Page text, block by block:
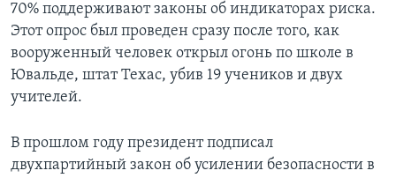
70% поддерживают законы об индикаторах риска.
Этот опрос был проведен сразу после того, как
вооруженный человек открыл огонь по школе в
Ювальде, штат Техас, убив 19 учеников и двух
учителей.
В прошлом году президент подписал
двухпартийный закон об усилении безопасности в